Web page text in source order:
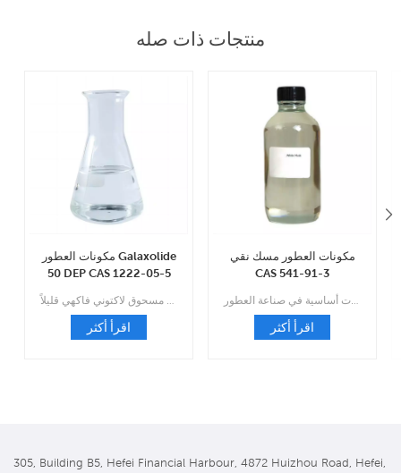
منتجات ذات صله
مكونات العطور Galaxolide
50 DEP CAS 1222-05-5
جالاكسوليد عطر قوي منتشر حلو مسكي، صابون حلقي كبير نظيف يشبه مسحوق لاكتوني فاكهي قليلاً.
اقرأ أكثر
مكونات العطور مسك نقي
CAS 541-91-3
المسك هي فئة من المواد العطرية التي تستخدم عادة كنوتات أساسية في صناعة العطور.
اقرأ أكثر
305, Building B5, Hefei Financial Harbour, 4872 Huizhou Road, Hefei,